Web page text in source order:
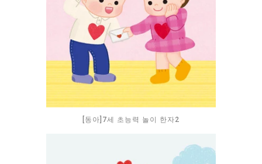
[동아]7세 초능력 놀이 한자2